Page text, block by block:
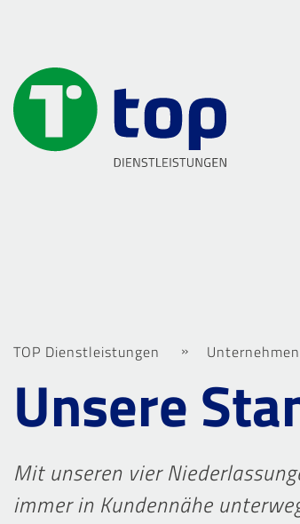
TOP Dienstleistungen Unternehmen
Unsere
Mit unseren vier
immer in Kundennähe